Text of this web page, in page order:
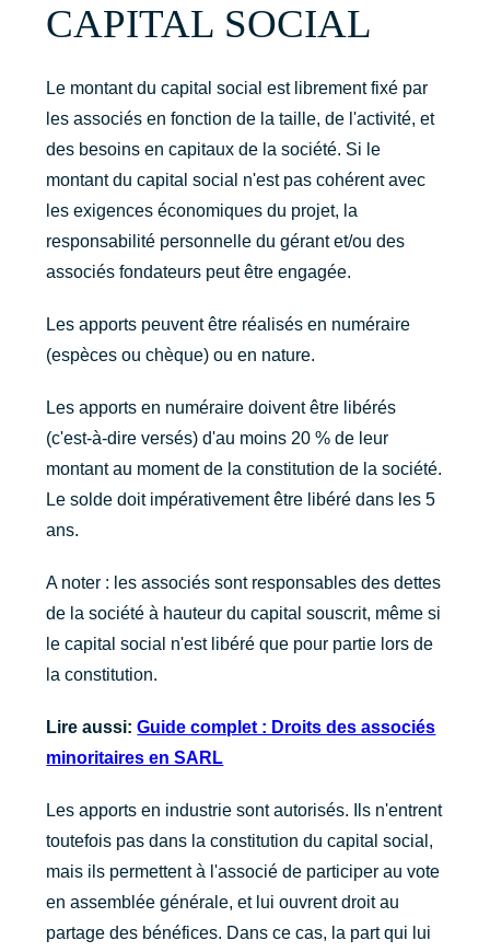
CAPITAL SOCIAL
Le montant du capital social est librement fixé par
les associés en fonction de la taille, de l'activité, et
des besoins en capitaux de la société. Si le
montant du capital social n'est pas cohérent avec
les exigences économiques du projet, la
responsabilité personnelle du gérant et/ou des
associés fondateurs peut être engagée.
Les apports peuvent être réalisés en numéraire
(espèces ou chèque) ou en nature.
Les apports en numéraire doivent être libérés
(c'est-à-dire versés) d'au moins 20 % de leur
montant au moment de la constitution de la société.
Le solde doit impérativement être libéré dans les 5
ans.
A noter : les associés sont responsables des dettes
de la société à hauteur du capital souscrit, même si
le capital social n'est libéré que pour partie lors de
la constitution.
Lire aussi:Guide complet : Droits des associés
minoritaires en SARL
Les apports en industrie sont autorisés. Ils n'entrent
toutefois pas dans la constitution du capital social,
mais ils permettent à l'associé de participer au vote
en assemblée générale, et lui ouvrent droit au
partage des bénéfices. Dans ce cas, la part qui lui